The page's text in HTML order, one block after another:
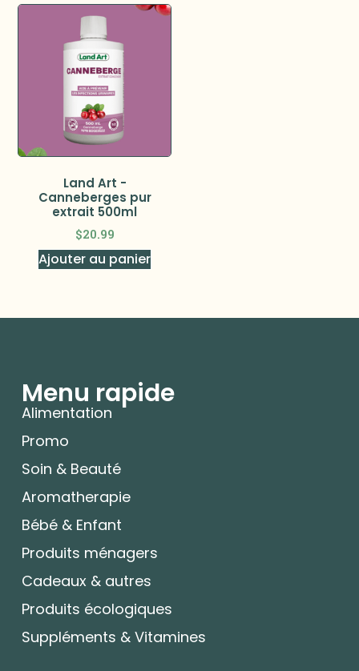
Land Art -
Canneberges pur
extrait 500ml
$20.99
Ajouter au panier
Menu rapide
Alimentation
Promo
Soin & Beauté
Aromatherapie
Bébé & Enfant
Produits ménagers
Cadeaux & autres
Produits écologiques
Suppléments & Vitamines